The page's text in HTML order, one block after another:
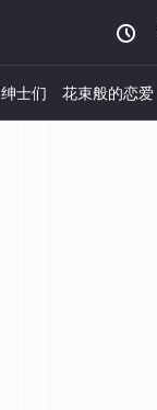

绅士们 花束般的恋爱